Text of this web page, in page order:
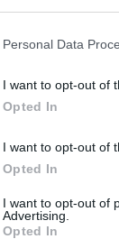
Personal Data
I want to opt-out of
Opted In
I want to opt-out of
Opted In
I want to opt-out of
Advertising.
Opted In